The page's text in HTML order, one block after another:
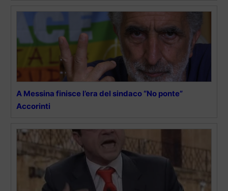
A Messina finisce l’era del sindaco “No ponte”
Accorinti